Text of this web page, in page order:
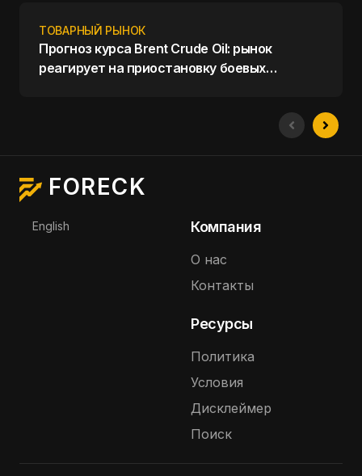
ТОВАРНЫЙ РЫНОК
Прогноз курса Brent Crude Oil: рынок
реагирует на приостановку боевых
FORECK
Выберите язык
English Компания
О нас
Контакты
Ресурсы
Политика
Условия
Дисклеймер
Поиск